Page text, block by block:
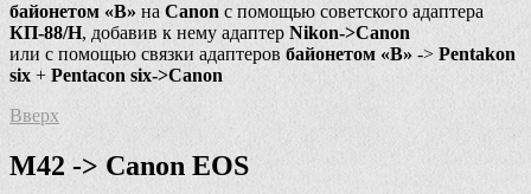
байонетом «В» на Canon с помощью советского адаптера
КП-88/Н, добавив к нему адаптер Nikon->Canon
или с помощью связки адаптеров байонетом «В» -> Pentakon
six + Pentacon six->Canon
Вверх
M42 -> Canon EOS